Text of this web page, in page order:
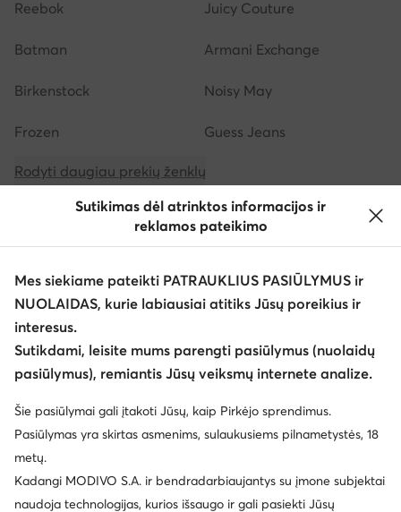
Reebok Juicy Couture
Batman Armani Exchange
Birkenstock Noisy May
Frozen Guess Jeans
Rodyti daugiau prekių ženklų
Klientų aptarnavimas
Apie mus
Sutikimas dėl atrinktos informacijos ir
reklamos pateikimo
Mes siekiame pateikti PATRAUKLIUS PASIŪLYMUS ir
NUOLAIDAS, kurie labiausiai atitiks Jūsų poreikius ir
interesus.
Sutikdami, leisite mums parengti pasiūlymus (nuolaidų
pasiūlymus), remiantis Jūsų veiksmų internete analize.
Šie pasiūlymai gali įtakoti Jūsų, kaip Pirkėjo sprendimus.
Pasiūlymas yra skirtas asmenims, sulaukusiems pilnametystės, 18
metų.
Kadangi MODIVO S.A. ir bendradarbiaujantys su įmone subjektai
naudoja technologijas, kurios išsaugo ir gali pasiekti Jūsų